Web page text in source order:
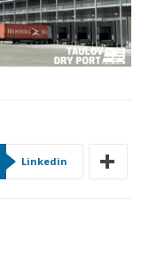
Linkedin